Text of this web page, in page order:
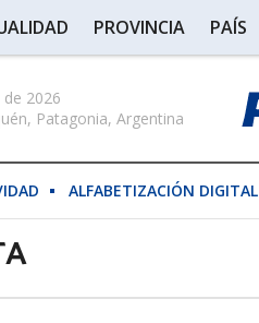
PROVINCIA PAÍS
2026
Patagonia, Argentina
ALFABETIZACIÓN DIGITAL